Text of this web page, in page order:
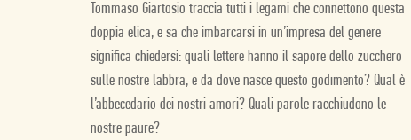
Tommaso Giartosio traccia tutti i legami che connettono questa
doppia elica, e sa che imbarcarsi in un’impresa del genere
significa chiedersi: quali lettere hanno il sapore dello zucchero
sulle nostre labbra, e da dove nasce questo godimento? Qual è
l’abbecedario dei nostri amori? Quali parole racchiudono le
nostre paure?